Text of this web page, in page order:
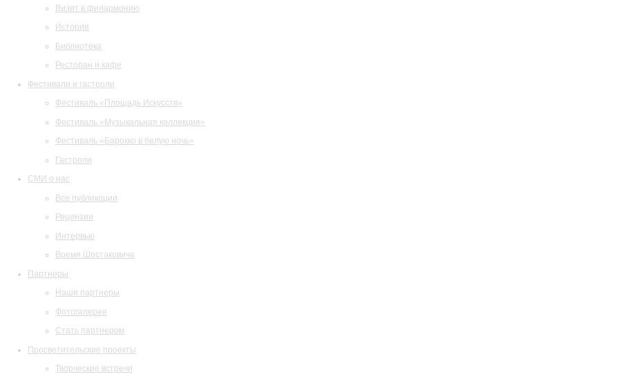
Визит в филармонию
История
Библиотека
Ресторан и кафе
Фестивали и гастроли
Фестиваль «Площадь Искусств»
Фестиваль «Музыкальная коллекция»
Фестиваль «Барокко в белую ночь»
Гастроли
СМИ о нас
Все публикации
Рецензии
Интервью
Время Шостаковича
Партнеры
Наши партнеры
Фотогалерея
Стать партнером
Просветительские проекты
Творческие встречи